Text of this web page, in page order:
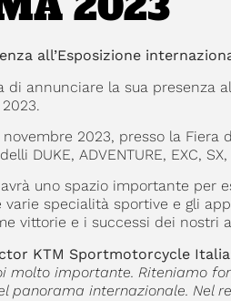
all’Esposizione
di annunciare la sua presenza
2023, presso la Fiera
ADVENTURE, EXC, SX,
uno spazio importante per
specialità sportive e gli
vittorie e i successi dei nostri
KTM Sportmotorcycle
molto importante. Riteniamo
panorama internazionale. Nel